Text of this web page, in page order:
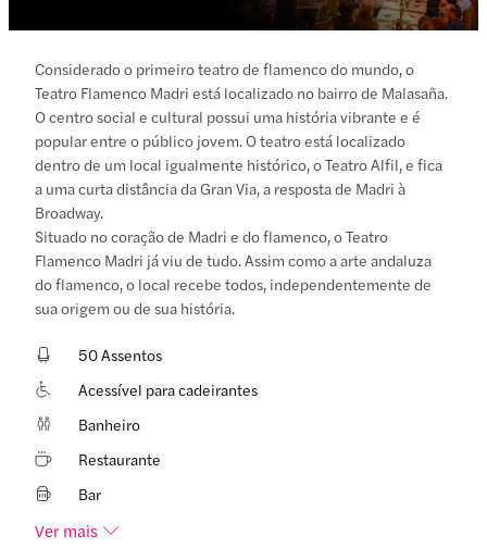
Considerado o primeiro teatro de flamenco do mundo, o
Teatro Flamenco Madri está localizado no bairro de Malasaña.
O centro social e cultural possui uma história vibrante e é
popular entre o público jovem. O teatro está localizado
dentro de um local igualmente histórico, o Teatro Alfil, e fica
a uma curta distância da Gran Via, a resposta de Madri à
Broadway.
Situado no coração de Madri e do flamenco, o Teatro
Flamenco Madri já viu de tudo. Assim como a arte andaluza
do flamenco, o local recebe todos, independentemente de
sua origem ou de sua história.
50 Assentos
Acessível para cadeirantes
Banheiro
Restaurante
Bar
Ver mais